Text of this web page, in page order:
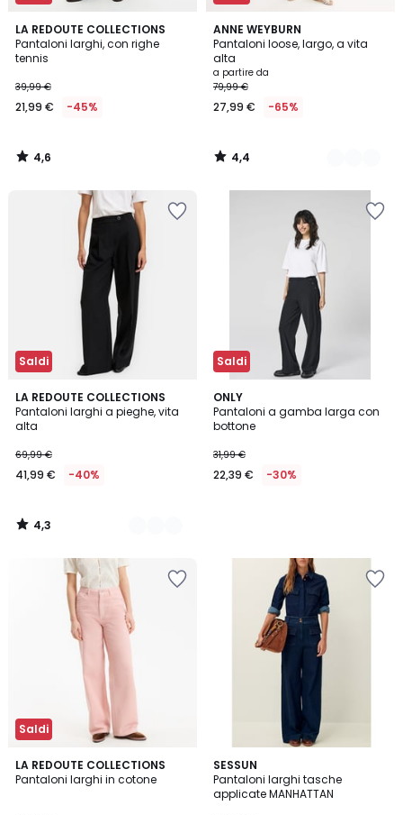
LA REDOUTE COLLECTIONS
Pantaloni larghi, con righe
tennis
39,99 €
21,99 € -45%
4,6
/ 5
4,6
/
ANNE WEYBURN
Pantaloni loose, largo, a vita
alta
a partire da
79,99 €
27,99 € -65%
4,4
/ 5
3
Colori
4,4
/
Saldi
LA REDOUTE COLLECTIONS
Pantaloni larghi a pieghe, vita
alta
69,99 €
41,99 € -40%
4,3
/ 5
2
Colori
4,3
/
Saldi
ONLY
Pantaloni a gamba larga con
bottone
31,99 €
22,39 € -30%
Saldi
LA REDOUTE COLLECTIONS
Pantaloni larghi in cotone
4,3
/ 5
2
Colori
SESSUN
Pantaloni larghi tasche
applicate MANHATTAN